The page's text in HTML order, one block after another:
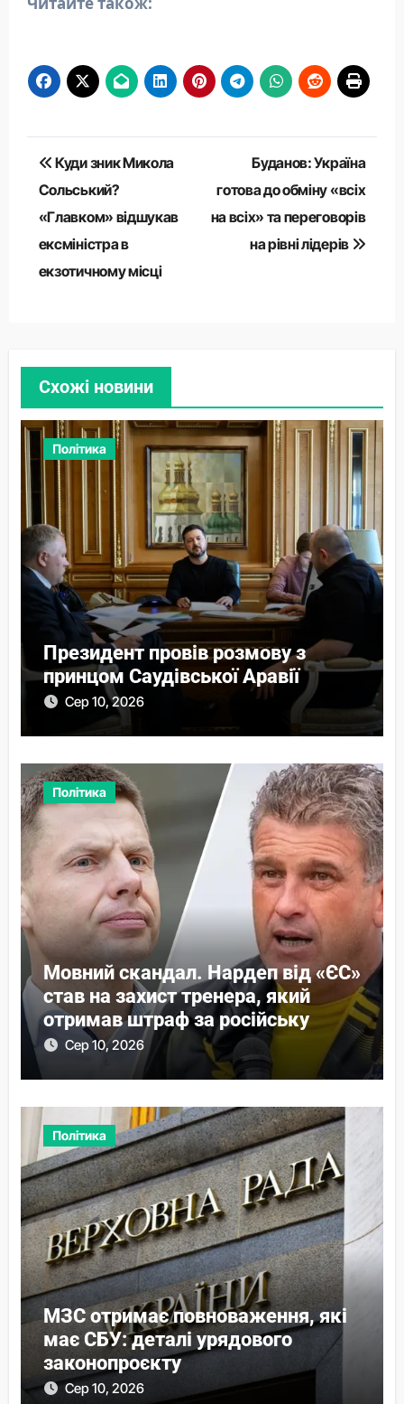
Навігація
записів
Куди зник Микола
Сольський?
«Главком» відшукав
ексміністра в
екзотичному місці
Буданов: Україна
готова до обміну «всіх
на всіх» та переговорів
на рівні лідерів
Схожі новини
Політика
Президент провів розмову з
принцом Саудівської Аравії
Сер 10, 2026
Політика
Мовний скандал. Нардеп від «ЄС»
став на захист тренера, який
отримав штраф за російську
Сер 10, 2026
Політика
МЗС отримає повноваження, які
має СБУ: деталі урядового
законопроєкту
Сер 10, 2026